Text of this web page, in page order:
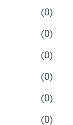
(0)
(0)
(0)
(0)
(0)
(0)